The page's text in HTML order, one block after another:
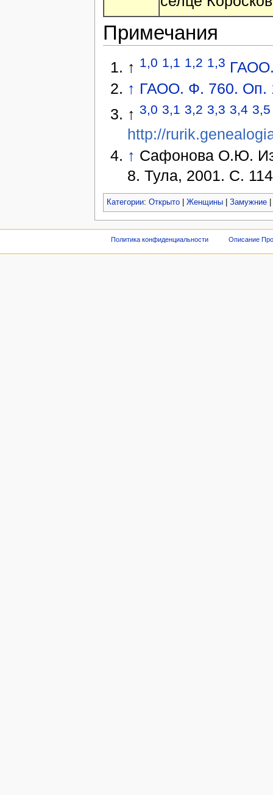
Примечания
↑ 1,0 1,1 1,2 1,3
↑ ГАОО. Ф. 760. Оп.
↑3,0 3,1 3,2 3,3 3,4 3,5
http://
↑ Сафонова О.Ю. Из
8. Тула, 2001. С.
Категории: Открыто| Женщины| Замужние|
Политика конфиденциальности Описание